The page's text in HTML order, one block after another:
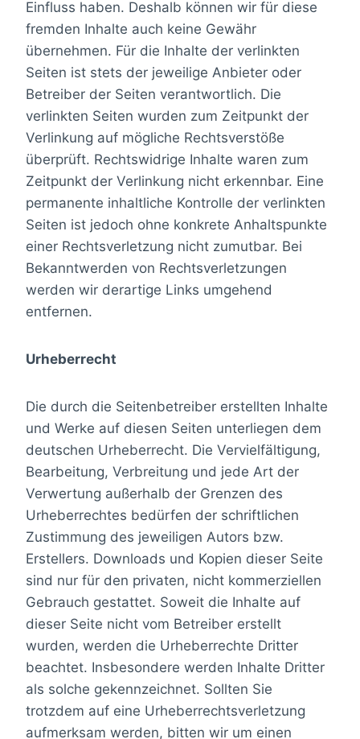
Einfluss haben. Deshalb können wir für diese
fremden Inhalte auch keine Gewähr
übernehmen. Für die Inhalte der verlinkten
Seiten ist stets der jeweilige Anbieter oder
Betreiber der Seiten verantwortlich. Die
verlinkten Seiten wurden zum Zeitpunkt der
Verlinkung auf mögliche Rechtsverstöße
überprüft. Rechtswidrige Inhalte waren zum
Zeitpunkt der Verlinkung nicht erkennbar. Eine
permanente inhaltliche Kontrolle der verlinkten
Seiten ist jedoch ohne konkrete Anhaltspunkte
einer Rechtsverletzung nicht zumutbar. Bei
Bekanntwerden von Rechtsverletzungen
werden wir derartige Links umgehend
entfernen.
Urheberrecht
Die durch die Seitenbetreiber erstellten Inhalte
und Werke auf diesen Seiten unterliegen dem
deutschen Urheberrecht. Die Vervielfältigung,
Bearbeitung, Verbreitung und jede Art der
Verwertung außerhalb der Grenzen des
Urheberrechtes bedürfen der schriftlichen
Zustimmung des jeweiligen Autors bzw.
Erstellers. Downloads und Kopien dieser Seite
sind nur für den privaten, nicht kommerziellen
Gebrauch gestattet. Soweit die Inhalte auf
dieser Seite nicht vom Betreiber erstellt
wurden, werden die Urheberrechte Dritter
beachtet. Insbesondere werden Inhalte Dritter
als solche gekennzeichnet. Sollten Sie
trotzdem auf eine Urheberrechtsverletzung
aufmerksam werden, bitten wir um einen